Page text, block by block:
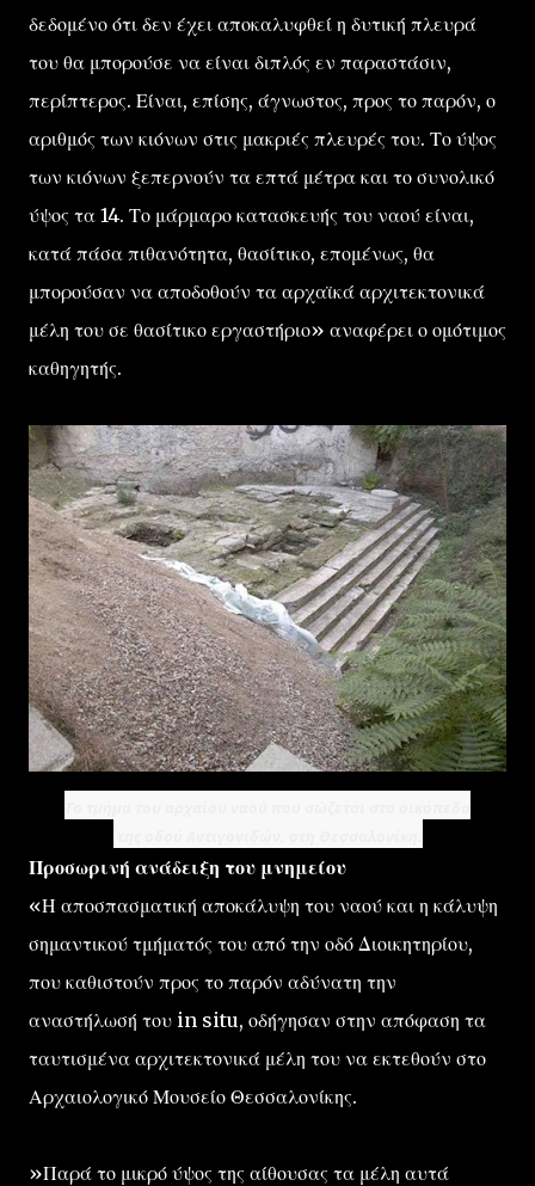
δεδομένο ότι δεν έχει αποκαλυφθεί η δυτική πλευρά
του θα μπορούσε να είναι διπλός εν παραστάσιν,
περίπτερος. Είναι, επίσης, άγνωστος, προς το παρόν, ο
αριθμός των κιόνων στις μακριές πλευρές του. Το ύψος
των κιόνων ξεπερνούν τα επτά μέτρα και το συνολικό
ύψος τα 14. Το μάρμαρο κατασκευής του ναού είναι,
κατά πάσα πιθανότητα, θασίτικο, επομένως, θα
μπορούσαν να αποδοθούν τα αρχαϊκά αρχιτεκτονικά
μέλη του σε θασίτικο εργαστήριο» αναφέρει ο ομότιμος
καθηγητής.
Προσωρινή ανάδειξη του μνημείου
«Η αποσπασματική αποκάλυψη του ναού και η κάλυψη
σημαντικού τμήματός του από την οδό Διοικητηρίου,
που καθιστούν προς το παρόν αδύνατη την
αναστήλωσή του in situ, οδήγησαν στην απόφαση τα
ταυτισμένα αρχιτεκτονικά μέλη του να εκτεθούν στο
Αρχαιολογικό Μουσείο Θεσσαλονίκης.
»Παρά το μικρό ύψος της αίθουσας τα μέλη αυτά